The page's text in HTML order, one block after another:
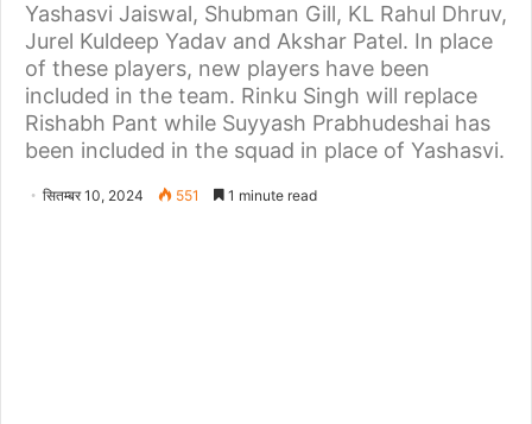
Yashasvi Jaiswal, Shubman Gill, KL Rahul Dhruv,
Jurel Kuldeep Yadav and Akshar Patel. In place
of these players, new players have been
included in the team. Rinku Singh will replace
Rishabh Pant while Suyyash Prabhudeshai has
been included in the squad in place of Yashasvi.
सितम्बर 10, 2024 551 1 minute read